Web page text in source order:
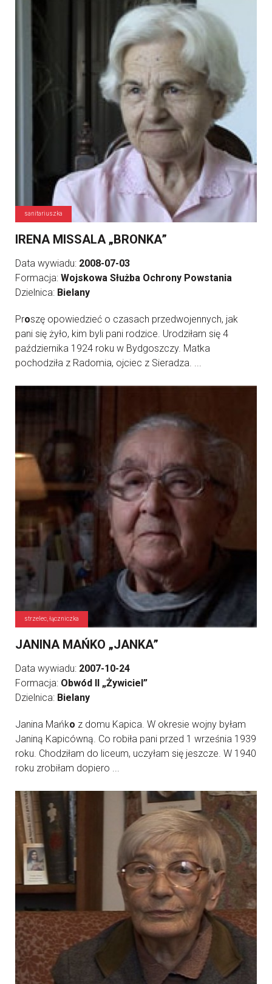
sanitariuszka
IRENA MISSALA „BRONKA”
Data wywiadu: 2008-07-03
Formacja: Wojskowa Służba Ochrony Powstania
Dzielnica: Bielany
Proszę opowiedzieć o czasach przedwojennych, jak
pani się żyło, kim byli pani rodzice. Urodziłam się 4
października 1924 roku w Bydgoszczy. Matka
pochodziła z Radomia, ojciec z Sieradza. ...
strzelec, łączniczka
JANINA MAŃKO „JANKA”
Data wywiadu: 2007-10-24
Formacja: Obwód II „Żywiciel”
Dzielnica: Bielany
Janina Mańko z domu Kapica. W okresie wojny byłam
Janiną Kapicówną. Co robiła pani przed 1 września 1939
roku. Chodziłam do liceum, uczyłam się jeszcze. W 1940
roku zrobiłam dopiero ...